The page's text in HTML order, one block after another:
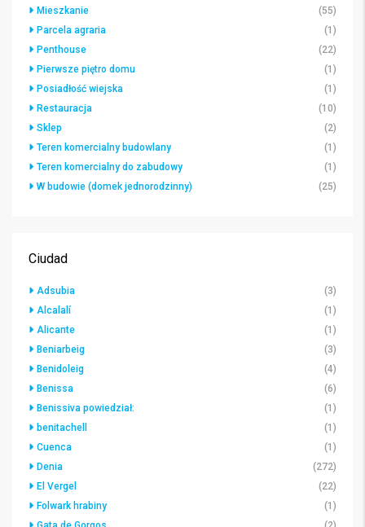
Mieszkanie
(55)
Parcela agraria
(1)
Penthouse
(22)
Pierwsze piętro domu
(1)
Posiadłość wiejska
(1)
Restauracja
(10)
Sklep
(2)
Teren komercialny budowlany
(1)
Teren komercialny do zabudowy
(1)
W budowie (domek jednorodzinny)
(25)
Ciudad
Adsubia
(3)
Alcalalí
(1)
Alicante
(1)
Beniarbeig
(3)
Benidoleig
(4)
Benissa
(6)
Benissiva powiedział:
(1)
benitachell
(1)
Cuenca
(1)
Denia
(272)
El Vergel
(22)
Folwark hrabiny
(1)